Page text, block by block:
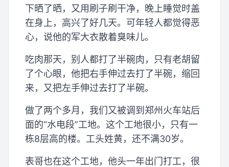
下晒了晒，又用刷子刷干净，晚上睡觉时盖
在身上，高兴了好几天。可年轻人都觉得恶
心，说他的军大衣散着臭味儿。
吃肉那天，别人都打了半碗肉，只有老胡留
了个心眼，他把右手伸过去打了半碗，缩回
来，又把左手伸过去打了半碗。
做了两个多月，我们又被调到郑州火车站后
面的“水电段”工地。这个工地很小，只有一
栋8层高的楼。工头姓黄，还不满30岁。
表哥也在这个工地，他头一年出门打工，很